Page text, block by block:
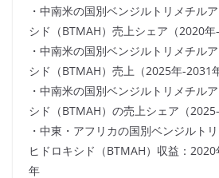
・中南米の国別ベンジルトリメチル
シド（BTMAH）売上シェア（2020年-
・中南米の国別ベンジルトリメチル
シド（BTMAH）売上（2025年-2031年
・中南米の国別ベンジルトリメチル
シド（BTMAH）の売上シェア（2025-
・中東・アフリカの国別ベンジルト
ヒドロキシド（BTMAH）収益：2020
年